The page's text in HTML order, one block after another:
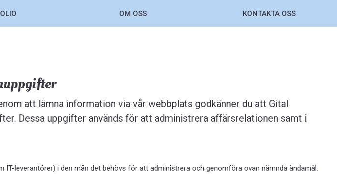
OM OSS KONTAKTA OSS
att lämna information via vår webbplats godkänner du att Gital
Dessa uppgifter används för att administrera affärsrelationen samt i
leverantörer) i den mån det behövs för att administrera och genomföra ovan nämnda ändamål.